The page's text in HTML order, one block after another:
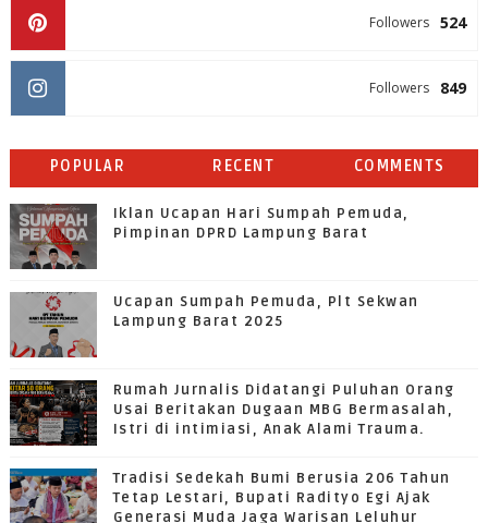
524
Followers
849
Followers
POPULAR RECENT COMMENTS
Iklan Ucapan Hari Sumpah Pemuda,
Pimpinan DPRD Lampung Barat
Ucapan Sumpah Pemuda, Plt Sekwan
Lampung Barat 2025
Rumah Jurnalis Didatangi Puluhan Orang
Usai Beritakan Dugaan MBG Bermasalah,
Istri di intimiasi, Anak Alami Trauma.
Tradisi Sedekah Bumi Berusia 206 Tahun
Tetap Lestari, Bupati Radityo Egi Ajak
Generasi Muda Jaga Warisan Leluhur